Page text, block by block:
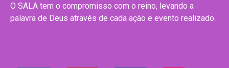
O SALA tem o compromisso com o reino, levando a
palavra de Deus através de cada ação e evento realizado.